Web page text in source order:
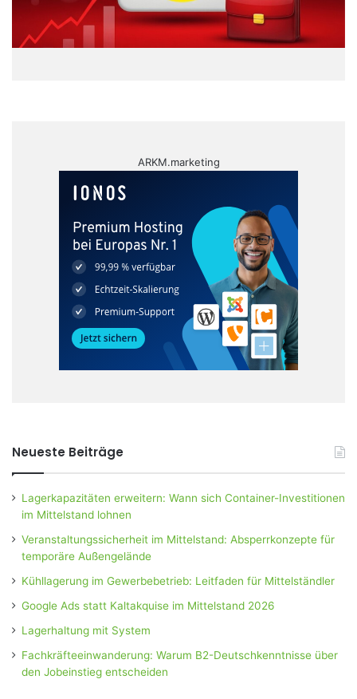
ARKM.marketing
Neueste Beiträge
Lagerkapazitäten erweitern: Wann sich Container-Investitionen
im Mittelstand lohnen
Veranstaltungssicherheit im Mittelstand: Absperrkonzepte für
temporäre Außengelände
Kühllagerung im Gewerbebetrieb: Leitfaden für Mittelständler
Google Ads statt Kaltakquise im Mittelstand 2026
Lagerhaltung mit System
Fachkräfteeinwanderung: Warum B2-Deutschkenntnisse über
den Jobeinstieg entscheiden